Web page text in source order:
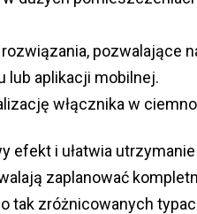
pozwalające
lub aplikacji mobilnej.
włącznika w
efekt i ułatwia utrzymanie
zaplanować
tak zróżnicowanych